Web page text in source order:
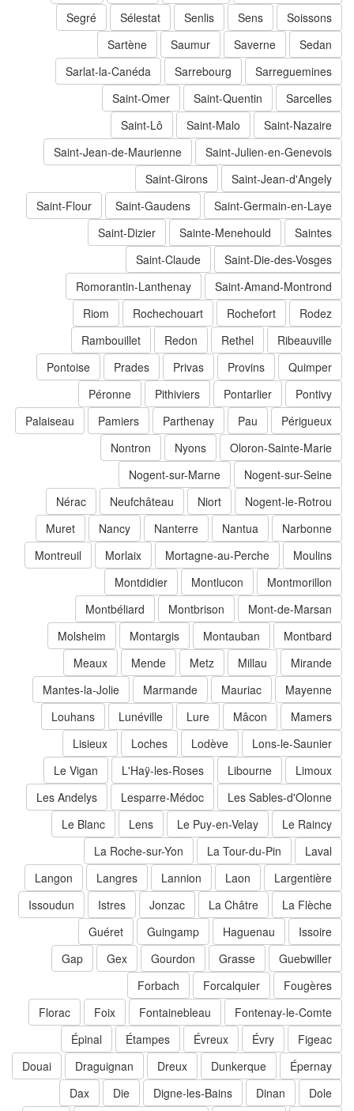
Soissons
Sens
Senlis
Sélestat
Segré
Sedan
Saverne
Saumur
Sartène
Sarreguemines
Sarrebourg
Sarlat-la-Canéda
Sarcelles
Saint-Quentin
Saint-Omer
Saint-Nazaire
Saint-Malo
Saint-Lô
Saint-Julien-en-Genevois
Saint-Jean-de-Maurienne
Saint-Jean-d'Angely
Saint-Girons
Saint-Germain-en-Laye
Saint-Gaudens
Saint-Flour
Saintes
Sainte-Menehould
Saint-Dizier
Saint-Die-des-Vosges
Saint-Claude
Saint-Amand-Montrond
Romorantin-Lanthenay
Rodez
Rochefort
Rochechouart
Riom
Ribeauville
Rethel
Redon
Rambouillet
Quimper
Provins
Privas
Prades
Pontoise
Pontivy
Pontarlier
Pithiviers
Péronne
Périgueux
Parthenay
Pamiers
Palaiseau
Oloron-Sainte-Marie
Nyons
Nontron
Nogent-sur-Seine
Nogent-sur-Marne
Nogent-le-Rotrou
Niort
Neufchâteau
Nérac
Narbonne
Nantua
Nanterre
Nancy
Muret
Moulins
Mortagne-au-Perche
Morlaix
Montreuil
Montmorillon
Montlucon
Montdidier
Mont-de-Marsan
Montbrison
Montbéliard
Montbard
Montauban
Montargis
Molsheim
Mirande
Millau
Metz
Mende
Meaux
Mayenne
Mauriac
Marmande
Mantes-la-Jolie
Mamers
Mâcon
Lure
Lunéville
Louhans
Lons-le-Saunier
Lodève
Loches
Lisieux
Limoux
Libourne
L'Haÿ-les-Roses
Le Vigan
Les Sables-d'Olonne
Lesparre-Médoc
Les Andelys
Le Raincy
Le Puy-en-Velay
Lens
Le Blanc
Laval
La Tour-du-Pin
La Roche-sur-Yon
Largentière
Laon
Lannion
Langres
Langon
La Flèche
La Châtre
Jonzac
Istres
Issoudun
Issoire
Haguenau
Guingamp
Guéret
Guebwiller
Grasse
Gourdon
Gap
Fougères
Forcalquier
Forbach
Fontenay-le-Comte
Fontainebleau
Foix
Florac
Figeac
Évry
Évreux
Étampes
Épinal
Épernay
Dunkerque
Dreux
Draguignan
Douai
Dole
Dinan
Digne-les-Bains